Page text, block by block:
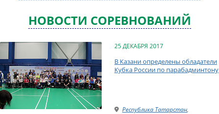
НОВОСТИ СОРЕВНОВАНИЙ
25 ДЕКАБРЯ 2017
В Казани определены обладатели
Кубка России по парабадминтону
Республика Татарстан,